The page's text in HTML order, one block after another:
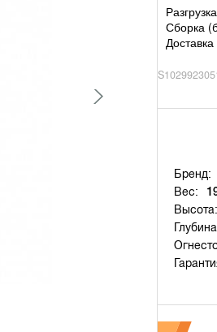
Сборка (
Доставка
Бренд:
Вес:
Высота: